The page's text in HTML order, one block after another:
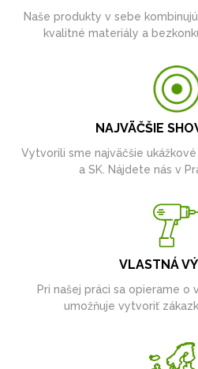
Naše produkty v sebe
kvalitné materiály a
NAJVÄČŠIE
Vytvorili sme najväčšie
a SK. Nájdete nás v
VLASTNÁ
Pri našej práci sa opierame o
umožňuje vytvoriť